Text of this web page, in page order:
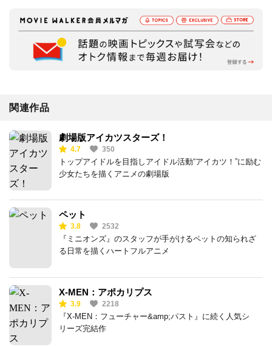
関連作品
劇場版アイカツスターズ！
4.7 350
トップアイドルを目指しアイドル活動“アイカツ！”に励む
少女たちを描くアニメの劇場版
ペット
3.8 2532
『ミニオンズ』のスタッフが手がけるペットの知られざ
る日常を描くハートフルアニメ
X-MEN：アポカリプス
3.9 2218
『X-MEN：フューチャー&amp;パスト』に続く人気シ
リーズ完結作